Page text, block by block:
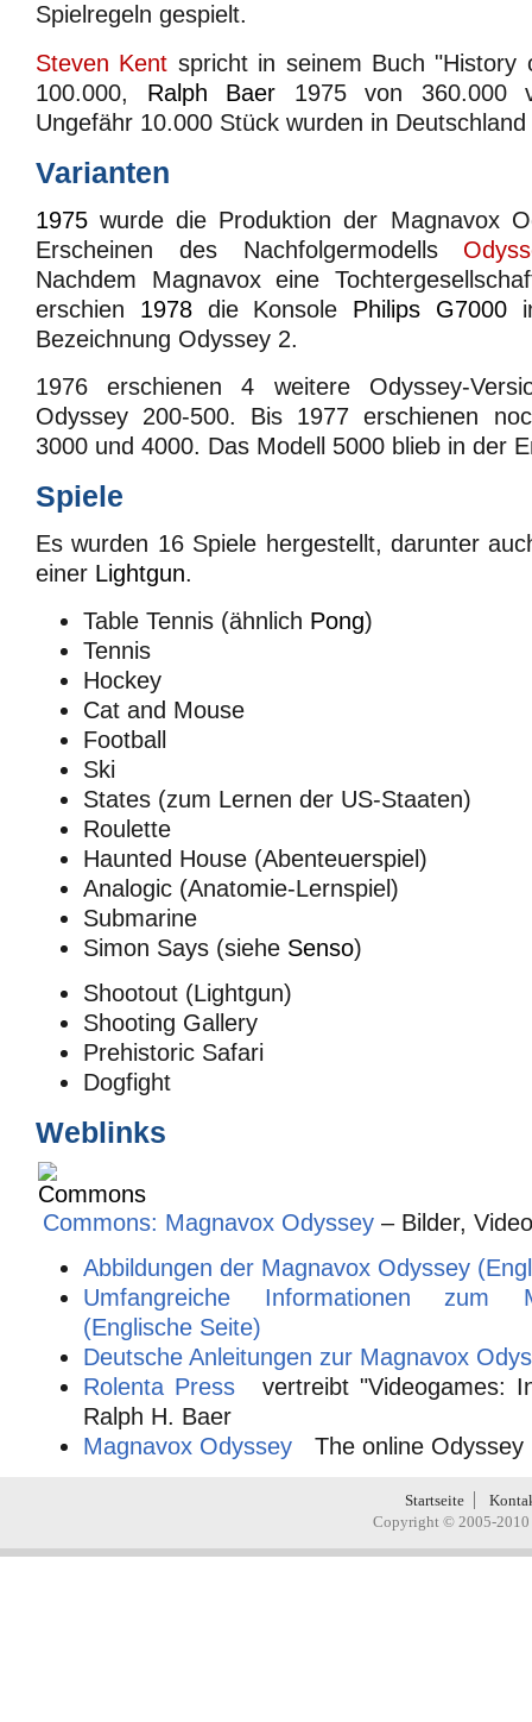
Spielregeln gespielt.
Steven Kent spricht in seinem Buch "History
100.000, Ralph Baer 1975 von 360.000
Ungefähr 10.000 Stück wurden in
Varianten
1975 wurde die Produktion der Magnavox
Erscheinen des Nachfolgermodells
Nachdem Magnavox eine
erschien 1978die Konsole Philips G7000
Bezeichnung Odyssey 2.
1976 erschienen 4 weitere Odyssey-
Odyssey 200-500. Bis 1977 erschienen
3000 und 4000. Das Modell 5000 blieb in der
Spiele
Es wurden 16 Spiele hergestellt, darunter
einer Lightgun.
Table Tennis (ähnlich Pong)
Tennis
Hockey
Cat and Mouse
Football
Ski
States (zum Lernen der US-Staaten)
Roulette
Haunted House (Abenteuerspiel)
Analogic (Anatomie-Lernspiel)
Submarine
Simon Says (siehe Senso)
Shootout (Lightgun)
Shooting Gallery
Prehistoric Safari
Dogfight
Weblinks
Commons: Magnavox Odyssey – Bilder,
Abbildungen der Magnavox Odyssey
Umfangreiche Informationen zum
(Englische Seite)
Deutsche Anleitungen zur Magnavox
Rolenta Press
vertreibt "Videogames:
Ralph H. Baer
Magnavox Odyssey
The online Odyssey
Startseite
Copyright © 2005-2010